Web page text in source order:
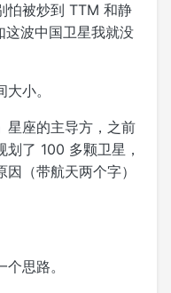
怕被炒到 TTM 和静
这波中国卫星我就没
小。
星座的主导方，之前
了 100 多颗卫星，
（带航天两个字）
思路。